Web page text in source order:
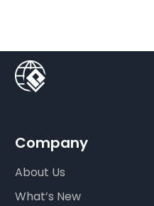
Company
About Us
What’s New